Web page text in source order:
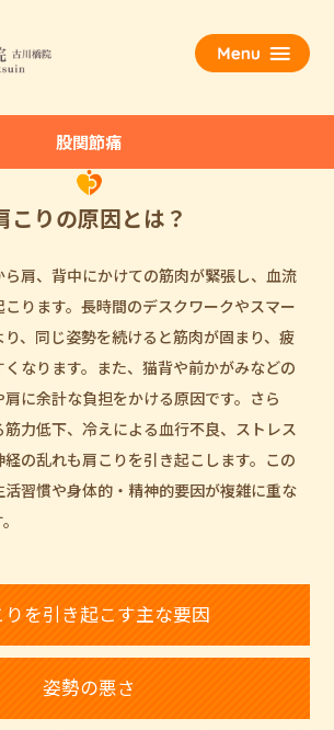
股関節痛
こりの原因とは？
肩、背中にかけての筋肉が緊張し、血流
ります。長時間のデスクワークやスマー
り、同じ姿勢を続けると筋肉が固まり、疲
なります。また、猫背や前かがみなどの
に余計な負担をかける原因です。さら
力低下、冷えによる血行不良、ストレス
の乱れも肩こりを引き起こします。この
習慣や身体的・精神的要因が複雑に重な
りを引き起こす主な要因
姿勢の悪さ